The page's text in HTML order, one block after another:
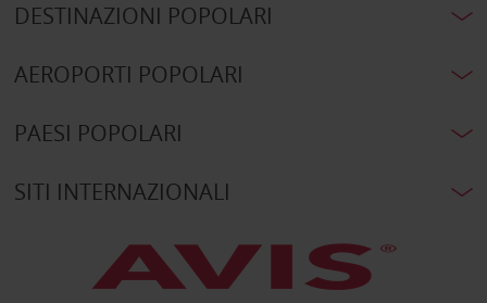
DESTINAZIONI POPOLARI
AEROPORTI POPOLARI
PAESI POPOLARI
SITI INTERNAZIONALI